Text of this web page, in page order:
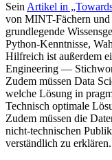
Sein Artikel in
von MINT-Fächern
grundlegende
Python-Kenntnisse,
Hilfreich ist außerdem
Engineering —
Zudem müssen Data
welche Lösung in
Technisch optimale
Zudem müssen die
nicht-technischen
verständlich zu erklären.